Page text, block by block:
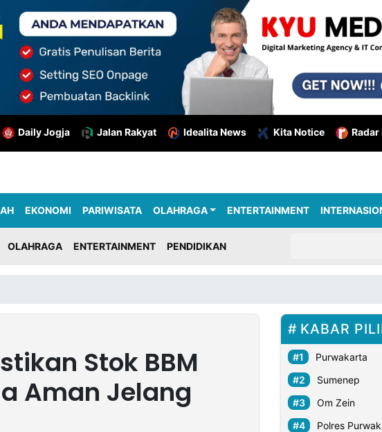
Daily Jogja Jalan Rakyat Idealita News Kita Notice Radar
EKONOMI PARIWISATA OLAHRAGA ENTERTAINMENT
OLAHRAGA ENTERTAINMENT PENDIDIKAN
Stok BBM
Aman Jelang
KABAR
Purwakarta
Sumenep
Om Zein
Polres